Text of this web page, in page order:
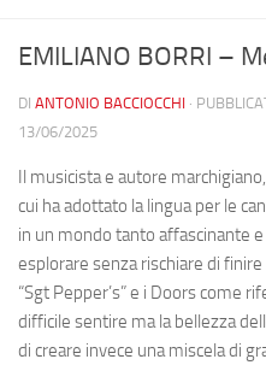
EMILIANO BORRI –
DI ANTONIO BACCIOCCHI ·
13/06/2025
Il musicista e autore
cui ha adottato la lingua per le
in un mondo tanto affascinante
esplorare senza rischiare di
“Sgt Pepper’s” e i Doors come
difficile sentire ma la bellezza
di creare invece una miscela di